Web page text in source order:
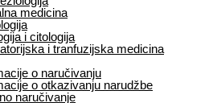
medicina
i citologija
i tranfuzijska medicina
o naručivanju
o otkazivanju narudžbe
naručivanje